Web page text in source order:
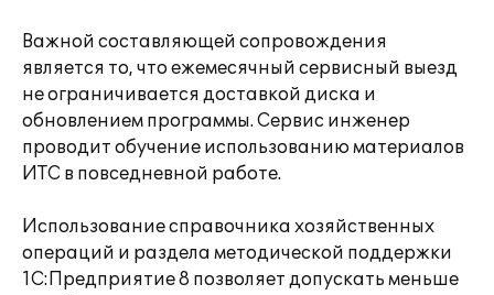
Важной составляющей сопровождения
является то, что ежемесячный сервисный выезд
не ограничивается доставкой диска и
обновлением программы. Сервис инженер
проводит обучение использованию материалов
ИТС в повседневной работе.
Использование справочника хозяйственных
операций и раздела методической поддержки
1С:Предприятие 8 позволяет допускать меньше